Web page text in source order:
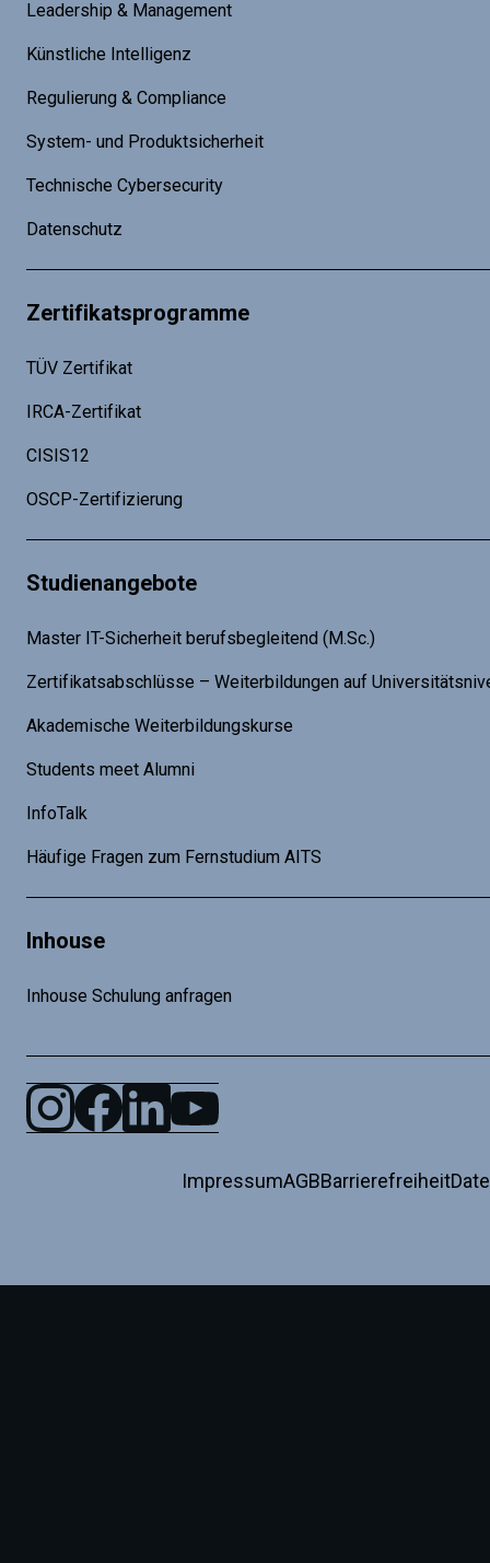
Leadership & Management
Künstliche Intelligenz
Regulierung & Compliance
System- und Produktsicherheit
Technische Cybersecurity
Datenschutz
Zertifikatsprogramme
TÜV Zertifikat
IRCA-Zertifikat
CISIS12
OSCP-Zertifizierung
Studienangebote
Master IT-Sicherheit berufsbegleitend (M.Sc.)
Zertifikatsabschlüsse – Weiterbildungen auf
Akademische Weiterbildungskurse
Students meet Alumni
InfoTalk
Häufige Fragen zum Fernstudium AITS
Inhouse
Inhouse Schulung anfragen
ImpressumAGBBarrierefreiheit